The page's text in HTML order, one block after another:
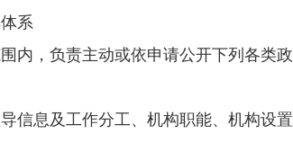
系
内，负责主动或依申请公开下列各类政
信息及工作分工、机构职能、机构设置